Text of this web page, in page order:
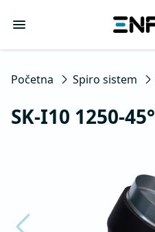
Početna Spiro sistem
SK-I10 1250-45°